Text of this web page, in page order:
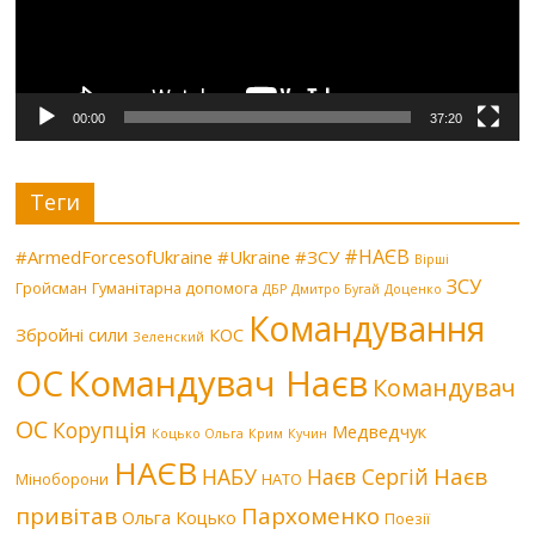
00:00 37:20
Теги
#ArmedForcesofUkraine #Ukraine #ЗСУ #НАЄВ Вірші
Гройсман Гуманітарна допомога ДБР Дмитро Бугай Доценко ЗСУ
Збройні сили Зеленский КОС Командування
ОС Командувач Наєв Командувач
ОС Корупція Коцько Ольга Крим Кучин Медведчук
Міноборони НАЄВ НАБУ НАТО Наєв Сергій Наєв
привітав Ольга Коцько Пархоменко Поезії